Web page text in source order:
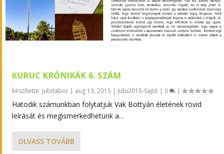
KURUC KRÓNIKÁK 6. SZÁM
készítette: jubitabor | aug 13, 2015 | Jubi2015-Sajtó | 0 |
Hatodik számunkban folytatjuk Vak Bottyán életének rövid
leírását és megismerkedhetünk a...
OLVASS TOVÁBB